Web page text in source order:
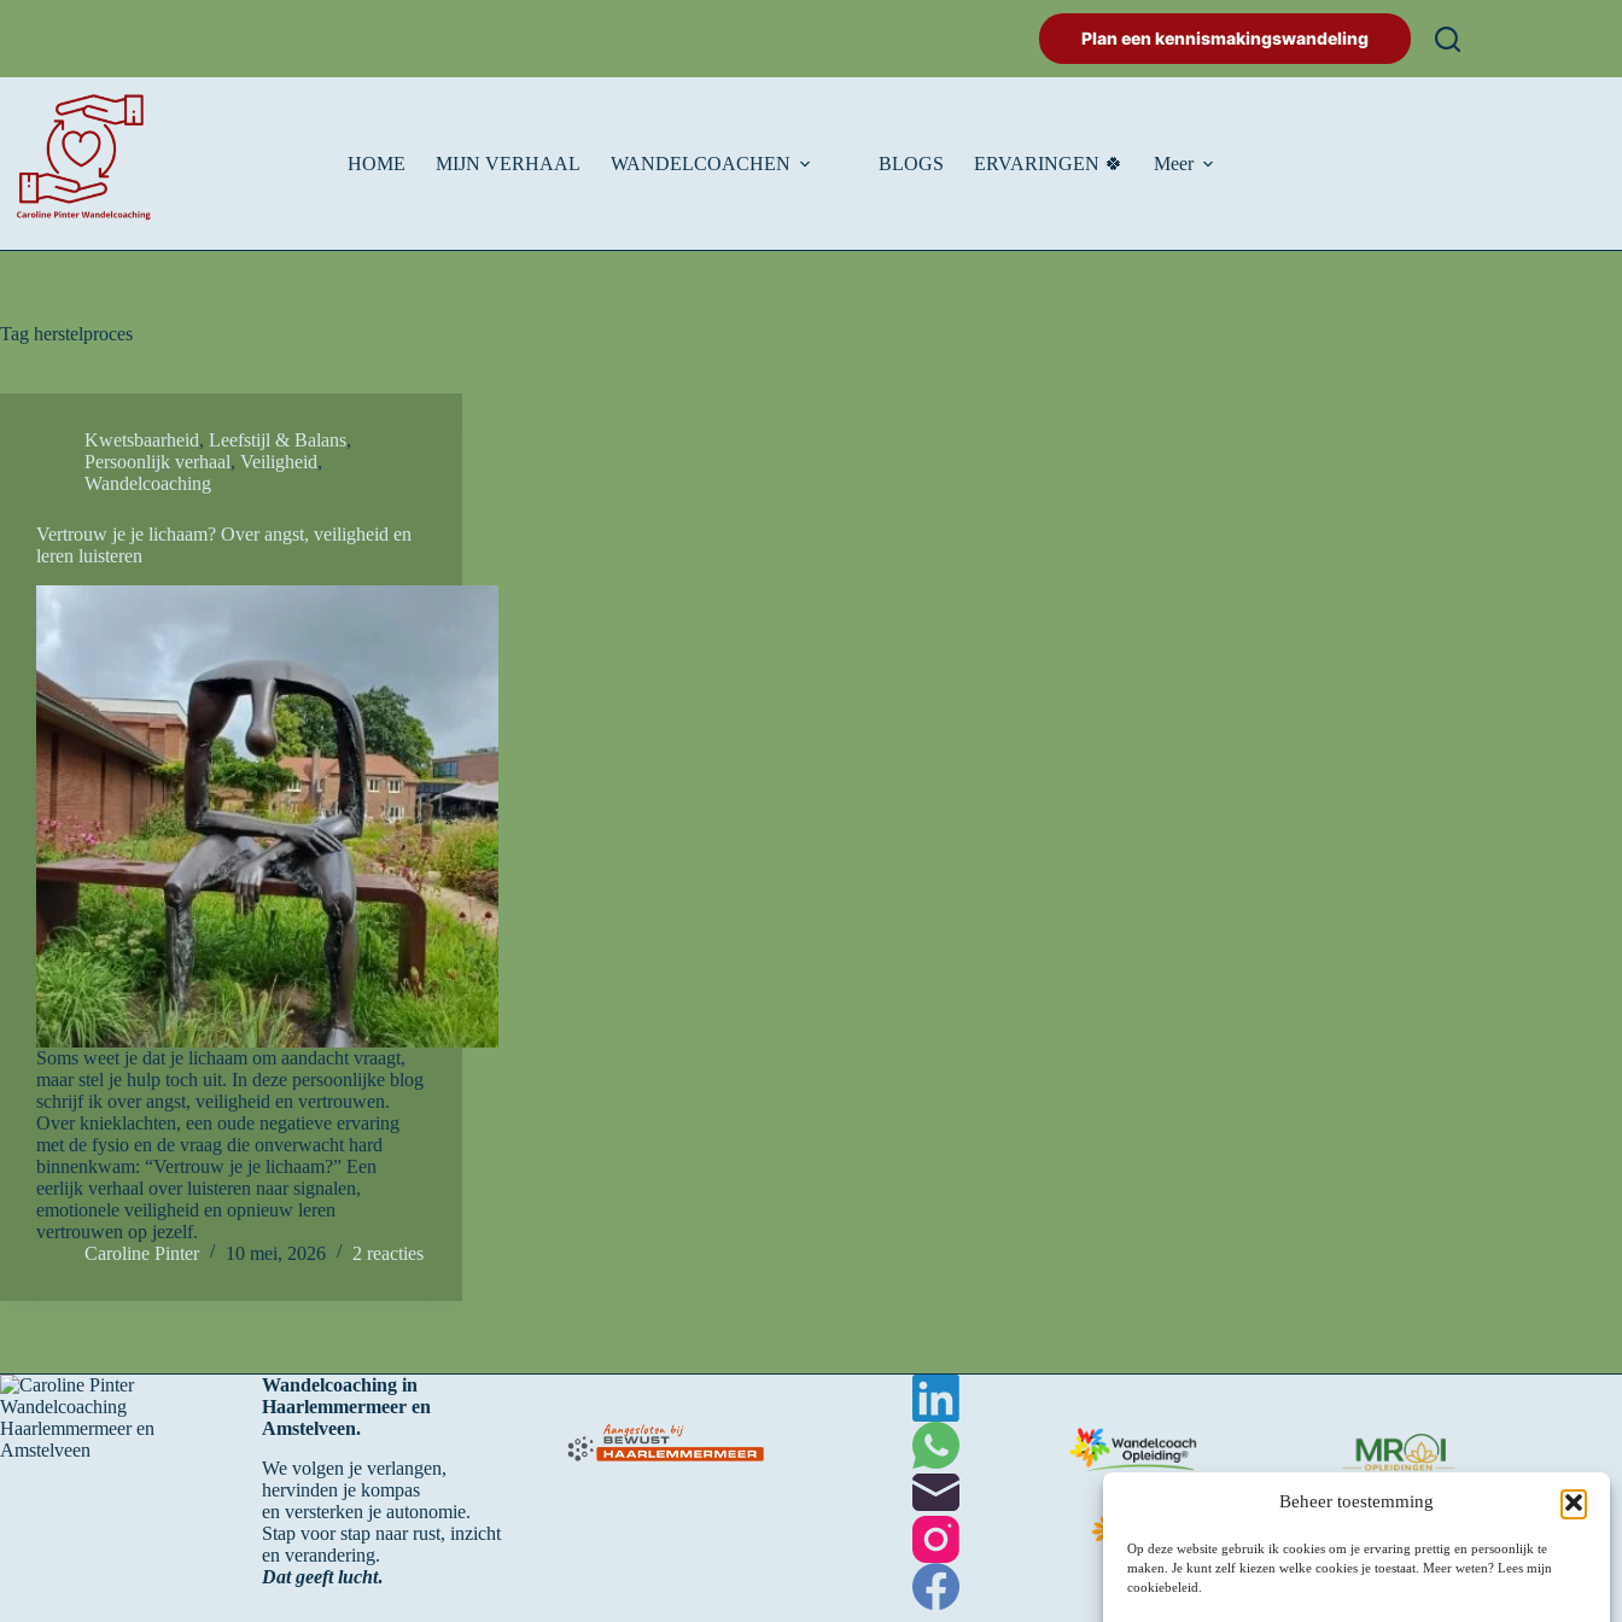
Beheer toestemming
Op deze website gebruik ik cookies om je ervaring prettig en persoonlijk te
maken. Je kunt zelf kiezen welke cookies je toestaat. Meer weten? Lees mijn
cookiebeleid.
Plan een kennismakingswandeling
HOME MIJN VERHAAL WANDELCOACHEN BLOGS ERVARINGEN 🍀 Meer
Tag herstelproces
Kwetsbaarheid, Leefstijl & Balans,
Persoonlijk verhaal, Veiligheid,
Wandelcoaching
Vertrouw je je lichaam? Over angst, veiligheid en
leren luisteren
Soms weet je dat je lichaam om aandacht vraagt,
maar stel je hulp toch uit. In deze persoonlijke blog
schrijf ik over angst, veiligheid en vertrouwen.
Over knieklachten, een oude negatieve ervaring
met de fysio en de vraag die onverwacht hard
binnenkwam: “Vertrouw je je lichaam?” Een
eerlijk verhaal over luisteren naar signalen,
emotionele veiligheid en opnieuw leren
vertrouwen op jezelf.
Caroline Pinter
10 mei, 2026 2 reacties
Wandelcoaching in
Haarlemmermeer en
Amstelveen.
We volgen je verlangen,
hervinden je kompas
en versterken je autonomie.
Stap voor stap naar rust, inzicht
en verandering.
Dat geeft lucht.